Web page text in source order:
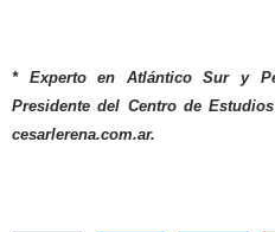
* Experto en Atlántico Sur y
Presidente del Centro de
cesarlerena.com.ar.